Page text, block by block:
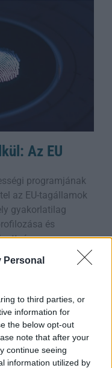
Personal
to third parties, or
information for
the below opt-out
note that after your
continue seeing
information utilized by
Az EU
programjának
az EU-tagállamok
gyakorlatilag
és